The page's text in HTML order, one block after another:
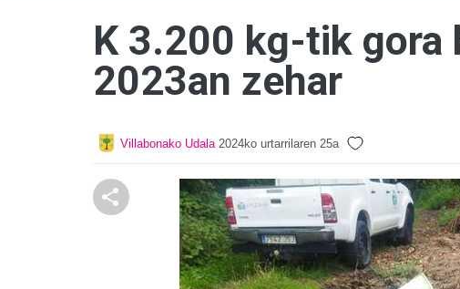
K 3.200 kg-tik gora
2023an zehar
Villabonako Udala 2024ko urtarrilaren 25a